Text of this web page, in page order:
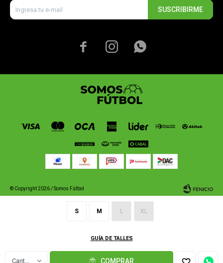
S M L XL
GUÍA DE TALLES
COMPRAR
SUSCRIBIRME
  
© Copyright 2026 / Somos Fútbol